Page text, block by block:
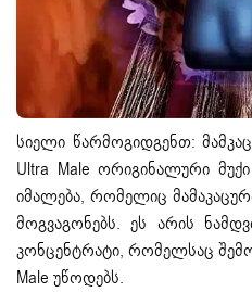
სიელი წარმოგიდგენთ:
Ultra Male ორიგინალური
იმალება, რომელიც
მოგვაგონებს. ეს არის
კონცენტრატი, რომელსაც
Male უწოდებს.